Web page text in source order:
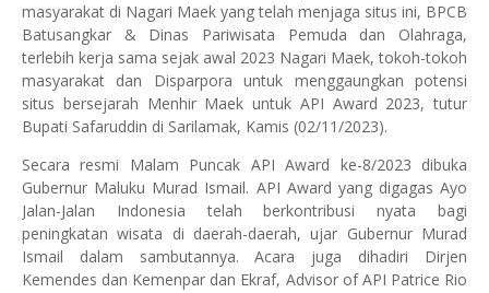
masyarakat di Nagari Maek yang telah menjaga situs ini, BPCB
Batusangkar & Dinas Pariwisata Pemuda dan Olahraga,
terlebih kerja sama sejak awal 2023 Nagari Maek, tokoh-tokoh
masyarakat dan Disparpora untuk menggaungkan potensi
situs bersejarah Menhir Maek untuk API Award 2023, tutur
Bupati Safaruddin di Sarilamak, Kamis (02/11/2023).
Secara resmi Malam Puncak API Award ke-8/2023 dibuka
Gubernur Maluku Murad Ismail. API Award yang digagas Ayo
Jalan-Jalan Indonesia telah berkontribusi nyata bagi
peningkatan wisata di daerah-daerah, ujar Gubernur Murad
Ismail dalam sambutannya. Acara juga dihadiri Dirjen
Kemendes dan Kemenpar dan Ekraf, Advisor of API Patrice Rio